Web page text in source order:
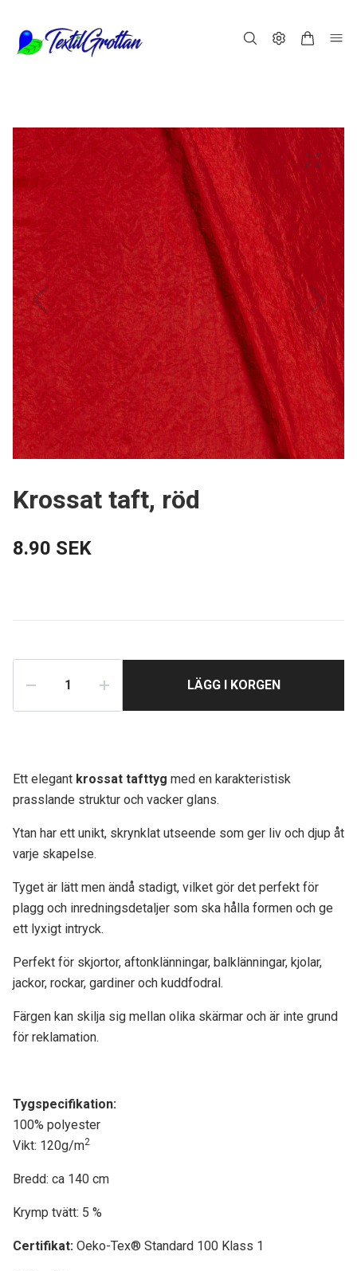
Krossat taft, röd
8.90 SEK
LÄGG I KORGEN
Ett elegant krossat tafttyg med en karakteristisk
prasslande struktur och vacker glans.
Ytan har ett unikt, skrynklat utseende som ger liv och djup åt
varje skapelse.
Tyget är lätt men ändå stadigt, vilket gör det perfekt för
plagg och inredningsdetaljer som ska hålla formen och ge
ett lyxigt intryck.
Perfekt för skjortor, aftonklänningar, balklänningar, kjolar,
jackor, rockar, gardiner och kuddfodral.
Färgen kan skilja sig mellan olika skärmar och är inte grund
för reklamation.
Tygspecifikation:
100% polyester
Vikt: 120g/m2
Bredd: ca 140 cm
Krymp tvätt: 5 %
Certifikat: Oeko-Tex® Standard 100 Klass 1